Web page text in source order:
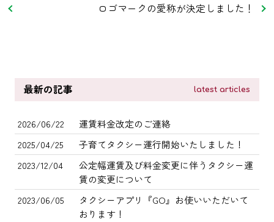
ロゴマークの愛称が決定しました！
最新の記事 latest articles
2026/06/22
運賃料金改定のご連絡
2025/04/25
子育てタクシー運行開始いたしました！
2023/12/04
公定幅運賃及び料金変更に伴うタクシー運
賃の変更について
2023/06/05
タクシーアプリ『GO』お使いいただいて
おります！